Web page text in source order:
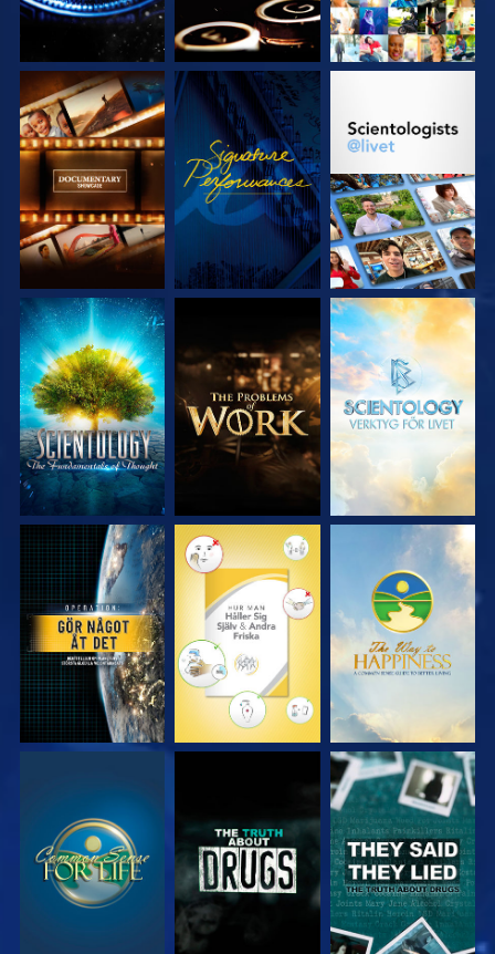
UTFORSKA
SERIEN
TITTA
UTFORSKA
UTFORSKA
SERIEN
UTFORSKA
SERIEN
UTFORSKA
SERIEN
TITTA TITTA TITTA
TITTA TITTA TITTA